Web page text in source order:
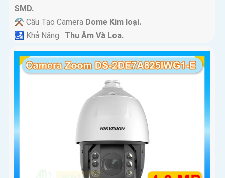
SMD.
⚒ Cấu Tạo Camera Dome Kim loại.
️🛃 Khả Năng : Thu Âm Và Loa.